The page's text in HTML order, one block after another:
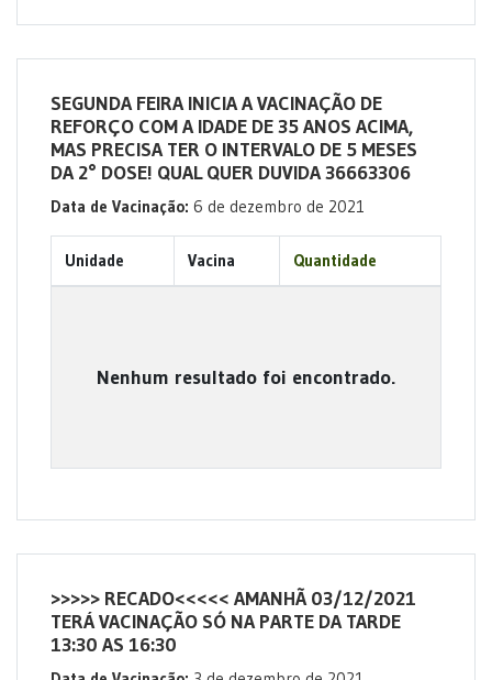
SEGUNDA FEIRA INICIA A VACINAÇÃO DE
REFORÇO COM A IDADE DE 35 ANOS ACIMA,
MAS PRECISA TER O INTERVALO DE 5 MESES
DA 2° DOSE! QUAL QUER DUVIDA 36663306
Data de Vacinação: 6 de dezembro de 2021
Unidade Vacina Quantidade
Nenhum resultado foi encontrado.
>>>>> RECADO<<<<< AMANHÃ 03/12/2021
TERÁ VACINAÇÃO SÓ NA PARTE DA TARDE
13:30 AS 16:30